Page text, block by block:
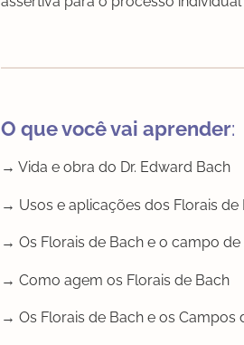
O que você vai aprender:
→ Vida e obra do Dr. Edward Bach
→ Usos e aplicações dos Florais de
→ Os Florais de Bach e o campo de
→ Como agem os Florais de Bach
→ Os Florais de Bach e os Campos